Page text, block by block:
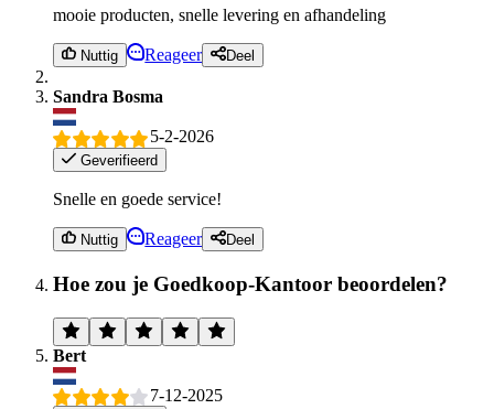
mooie producten, snelle levering en afhandeling
Nuttig Reageer Deel
Sandra Bosma
5-2-2026
Geverifieerd
Snelle en goede service!
Nuttig Reageer Deel
Hoe zou je Goedkoop-Kantoor beoordelen?
Bert
7-12-2025